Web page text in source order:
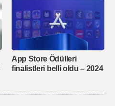
App Store Ödülleri
finalistleri belli oldu – 2024